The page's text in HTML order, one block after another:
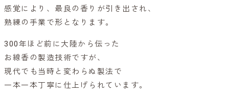
感覚により、最良の香りが引き出され、
熟練の手業で形となります。
300年ほど前に大陸から伝った
お線香の製造技術ですが、
現代でも当時と変わらぬ製法で
一本一本丁寧に仕上げられています。